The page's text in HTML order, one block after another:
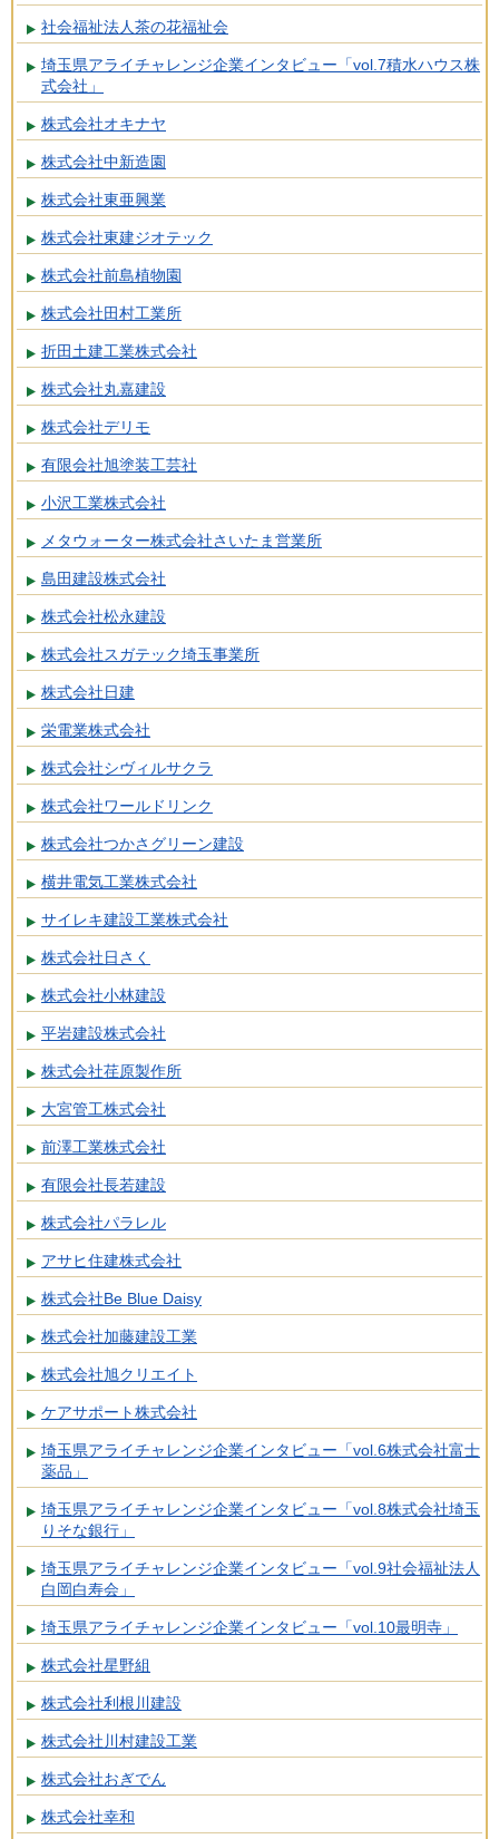
社会福祉法人茶の花福祉会
埼玉県アライチャレンジ企業インタビュー「vol.7積水ハウス株
式会社」
株式会社オキナヤ
株式会社中新造園
株式会社東亜興業
株式会社東建ジオテック
株式会社前島植物園
株式会社田村工業所
折田土建工業株式会社
株式会社丸嘉建設
株式会社デリモ
有限会社旭塗装工芸社
小沢工業株式会社
メタウォーター株式会社さいたま営業所
島田建設株式会社
株式会社松永建設
株式会社スガテック埼玉事業所
株式会社日建
栄電業株式会社
株式会社シヴィルサクラ
株式会社ワールドリンク
株式会社つかさグリーン建設
横井電気工業株式会社
サイレキ建設工業株式会社
株式会社日さく
株式会社小林建設
平岩建設株式会社
株式会社荏原製作所
大宮管工株式会社
前澤工業株式会社
有限会社長若建設
株式会社パラレル
アサヒ住建株式会社
株式会社Be Blue Daisy
株式会社加藤建設工業
株式会社旭クリエイト
ケアサポート株式会社
埼玉県アライチャレンジ企業インタビュー「vol.6株式会社富士
薬品」
埼玉県アライチャレンジ企業インタビュー「vol.8株式会社埼玉
りそな銀行」
埼玉県アライチャレンジ企業インタビュー「vol.9社会福祉法人
白岡白寿会」
埼玉県アライチャレンジ企業インタビュー「vol.10最明寺」
株式会社星野組
株式会社利根川建設
株式会社川村建設工業
株式会社おぎでん
株式会社幸和